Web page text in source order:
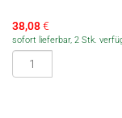
38,08€
sofort lieferbar, 2 Stk.